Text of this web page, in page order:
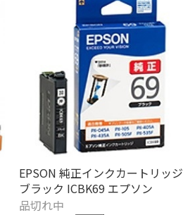
EPSON 純正インクカートリッジ
ブラック ICBK69 エプソン
品切れ中